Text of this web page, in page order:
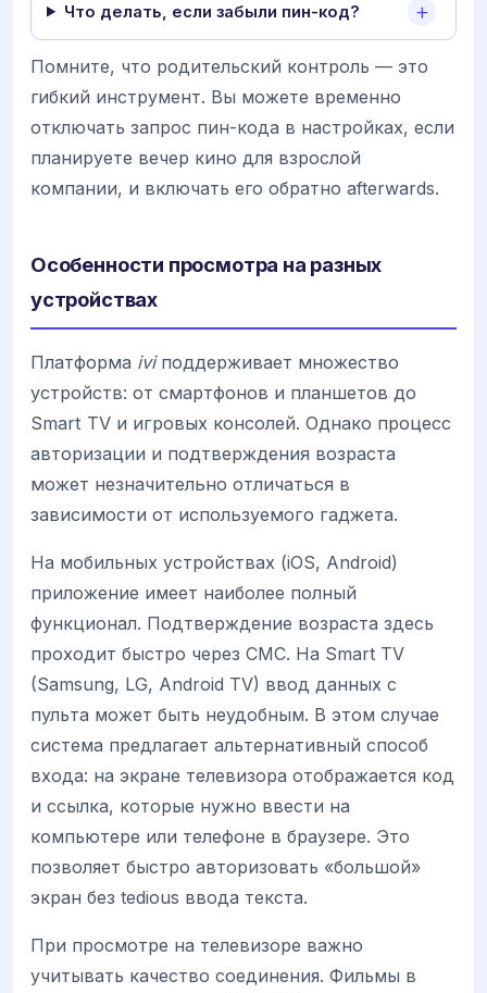
Что делать, если забыли пин-код?
Помните, что родительский контроль — это
гибкий инструмент. Вы можете временно
отключать запрос пин-кода в настройках, если
планируете вечер кино для взрослой
компании, и включать его обратно afterwards.
Особенности просмотра на разных
устройствах
Платформа iviподдерживает множество
устройств: от смартфонов и планшетов до
Smart TV и игровых консолей. Однако процесс
авторизации и подтверждения возраста
может незначительно отличаться в
зависимости от используемого гаджета.
На мобильных устройствах (iOS, Android)
приложение имеет наиболее полный
функционал. Подтверждение возраста здесь
проходит быстро через СМС. На Smart TV
(Samsung, LG, Android TV) ввод данных с
пульта может быть неудобным. В этом случае
система предлагает альтернативный способ
входа: на экране телевизора отображается код
и ссылка, которые нужно ввести на
компьютере или телефоне в браузере. Это
позволяет быстро авторизовать «большой»
экран без tedious ввода текста.
При просмотре на телевизоре важно
учитывать качество соединения. Фильмы в